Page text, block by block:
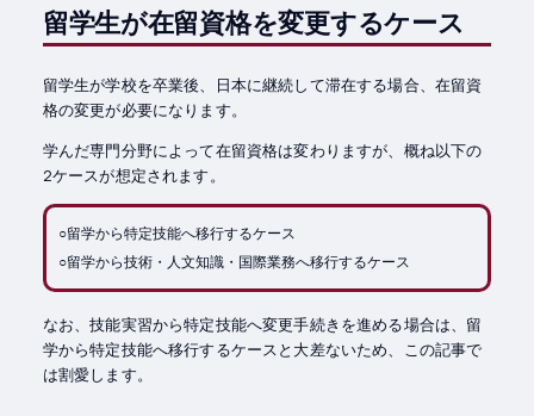
留学生が在留資格を変更するケース
留学生が学校を卒業後、日本に継続して滞在する場合、在留資
格の変更が必要になります。
学んだ専門分野によって在留資格は変わりますが、概ね以下の
2ケースが想定されます。
○留学から特定技能へ移行するケース
○留学から技術・人文知識・国際業務へ移行するケース
なお、技能実習から特定技能へ変更手続きを進める場合は、留
学から特定技能へ移行するケースと大差ないため、この記事で
は割愛します。